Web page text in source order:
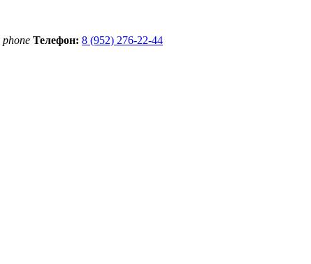
phone Телефон: 8 (952) 276-22-44